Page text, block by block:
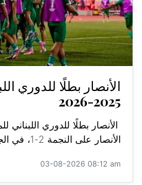
الأنصار بطلًا للدوري
2025-2026
الأنصار على النجمة 2-1، في الجولة ال...
03-08-2026 08:12 am